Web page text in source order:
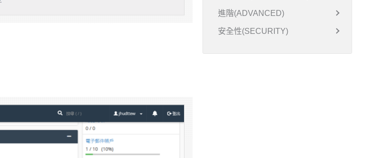
進階(ADVANCED)
安全性(SECURITY)